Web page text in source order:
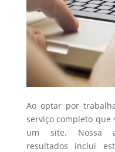
Ao optar por
serviço completo que
um site. Nossa
resultados inclui